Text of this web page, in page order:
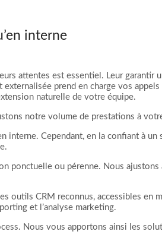
interne
attentes est essentiel. Leur garantir
prend en charge vos
naturelle de votre équipe.
notre volume de prestations à
Cependant, en la confiant à
ponctuelle ou pérenne. Nous
outils CRM reconnus, accessibles en
et l’analyse marketing.
Nous vous apportons ainsi les